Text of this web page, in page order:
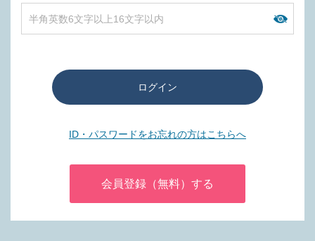
ログイン
ID・パスワードをお忘れの方はこちらへ
会員登録（無料）する